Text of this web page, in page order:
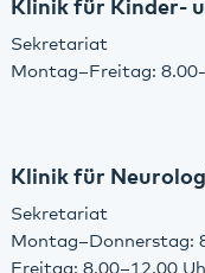
Klinik für Kinder-
Sekretariat
Montag–Freitag:
Klinik für
Sekretariat
Montag–Donnerstag:
Freitag: 8.00–12.00